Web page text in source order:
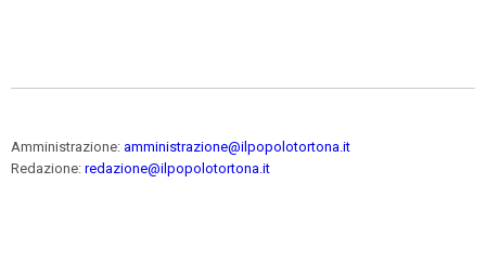
Amministrazione: amministrazione@ilpopolotortona.it
Redazione: redazione@ilpopolotortona.it